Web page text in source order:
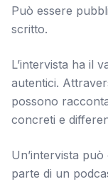
Può essere
scritto.
L’intervista ha il
autentici.
possono
concreti e
Un’intervista
parte di un